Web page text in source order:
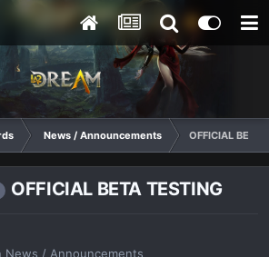
News / Announcements OFFICIAL BETA
OFFICIAL BETA TESTING
News / Announcements